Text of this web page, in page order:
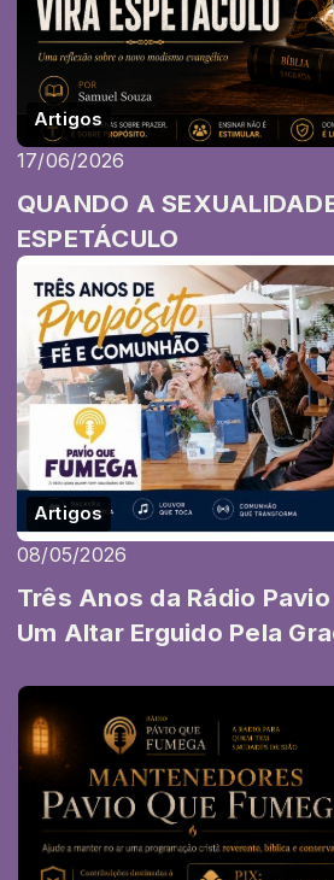
Artigos
17/06/2026
QUANDO A
ESPETÁCULO
Artigos
08/05/2026
Três Anos da Rádio
Um Altar Erguido Pela